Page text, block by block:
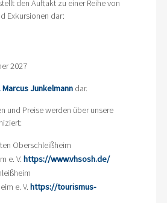
den Auftakt zu einer Reihe von
Exkursionen dar:
2027
Marcus Junkelmanndar.
und Preise werden über unsere
Oberschleißheim
e. V. https://www.vhsosh.de/
e. V. https://tourismus-